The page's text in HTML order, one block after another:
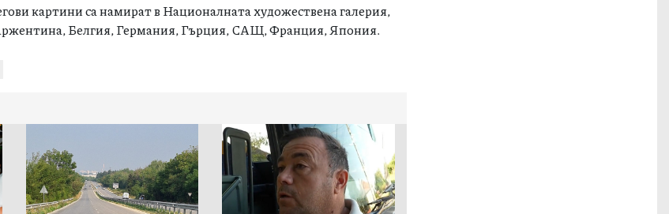
картини са намират в Националната художествена галерия,
Белгия, Германия, Гърция, САЩ, Франция, Япония.